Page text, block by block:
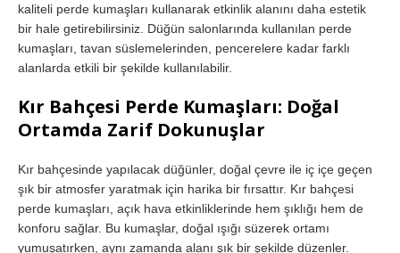
kaliteli perde kumaşları kullanarak etkinlik alanını daha estetik
bir hale getirebilirsiniz. Düğün salonlarında kullanılan perde
kumaşları, tavan süslemelerinden, pencerelere kadar farklı
alanlarda etkili bir şekilde kullanılabilir.
Kır Bahçesi Perde Kumaşları: Doğal
Ortamda Zarif Dokunuşlar
Kır bahçesinde yapılacak düğünler, doğal çevre ile iç içe geçen
şık bir atmosfer yaratmak için harika bir fırsattır. Kır bahçesi
perde kumaşları, açık hava etkinliklerinde hem şıklığı hem de
konforu sağlar. Bu kumaşlar, doğal ışığı süzerek ortamı
yumuşatırken, aynı zamanda alanı şık bir şekilde düzenler.